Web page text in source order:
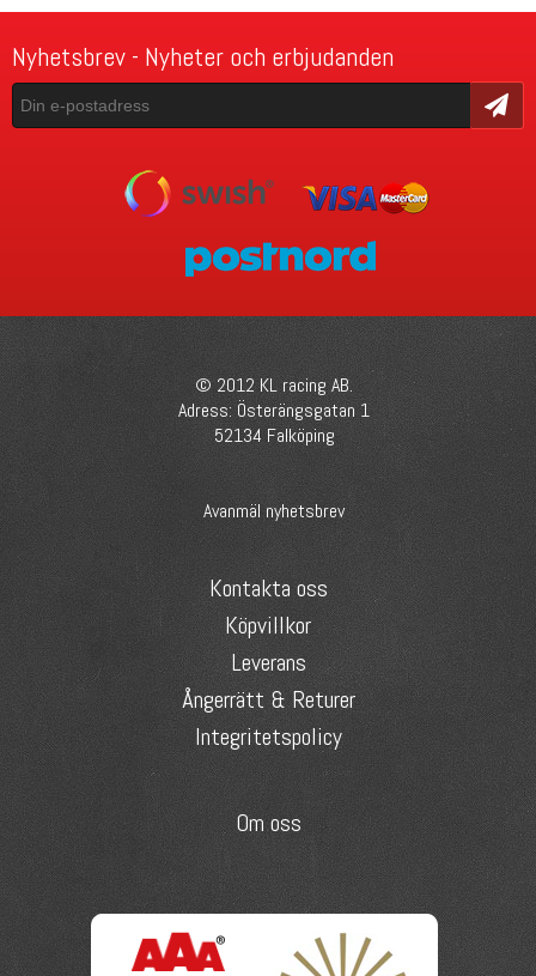
Nyhetsbrev - Nyheter och erbjudanden
Skicka
© 2012 KL racing AB.
Adress: Österängsgatan 1
52134 Falköping
Avanmäl nyhetsbrev
Kontakta oss
Köpvillkor
Leverans
Ångerrätt & Returer
Integritetspolicy
Om oss